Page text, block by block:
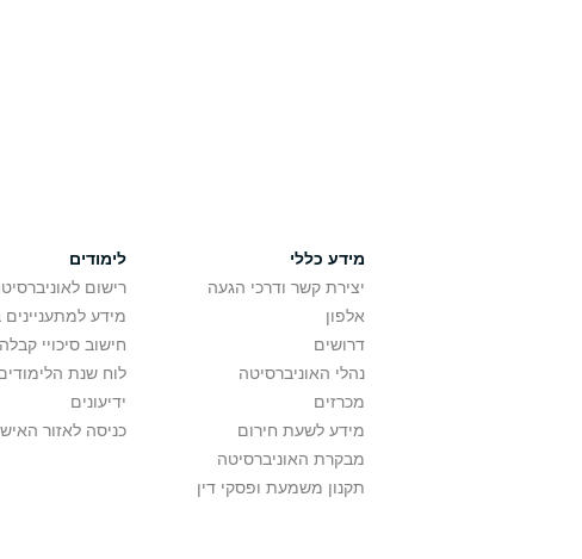
מידע כללי
יצירת קשר ודרכי הגעה
אלפון
דרושים
נהלי האוניברסיטה
מכרזים
מידע לשעת חירום
מבקרת האוניברסיטה
תקנון משמעת ופסקי דין
לימודים
רישום
מידע למתעניינים
חישוב סיכויי
לוח שנת
ידיעונים
כניסה לאזור